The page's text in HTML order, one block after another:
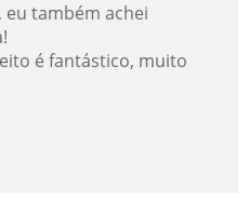
eu também achei
é fantástico, muito